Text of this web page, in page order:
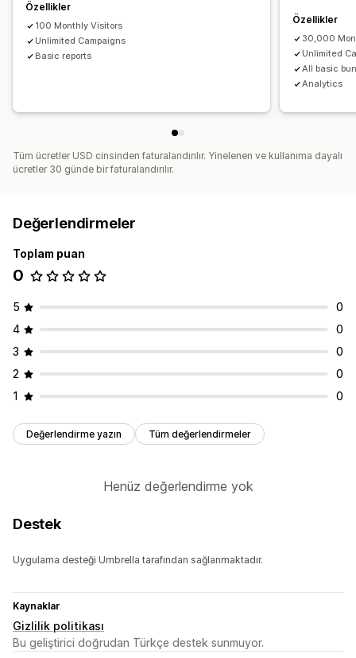
Özellikler
100 Monthly Visitors
Unlimited Campaigns
Basic reports
Özellikler
30,000
Unlimited
All basic
Analytics
Tüm ücretler USD cinsinden faturalandırılır. Yinelenen ve kullanıma dayalı
ücretler 30 günde bir faturalandırılır.
Değerlendirmeler
Toplam puan
0
5
0
4
0
3
0
2
0
1
0
Değerlendirme yazın Tüm değerlendirmeler
Henüz değerlendirme yok
Destek
Uygulama desteği Umbrella tarafından sağlanmaktadır.
Kaynaklar
Gizlilik politikası
Bu geliştirici doğrudan Türkçe destek sunmuyor.